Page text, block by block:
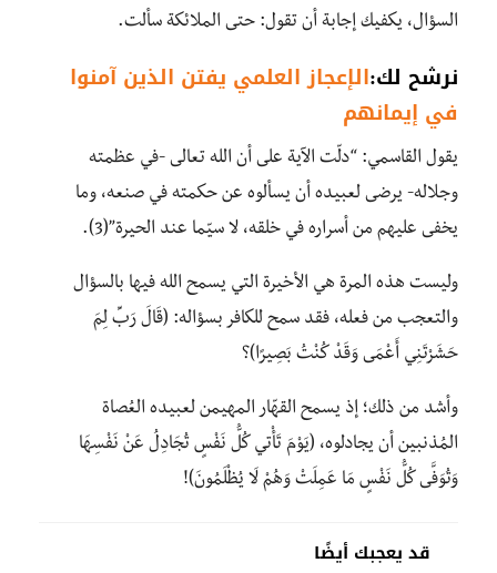
السؤال، يكفيك إجابة أن تقول: حتى الملائكة سألت.
نرشح لك:الإعجاز العلمي يفتن الذين آمنوا
في إيمانهم
يقول القاسمي: “دلّت الآية على أن الله تعالى -في عظمته
وجلاله- يرضى لعبيده أن يسألوه عن حكمته في صنعه، وما
يخفى عليهم من أسراره في خلقه، لا سيّما عند الحيرة”(3).
وليست هذه المرة هي الأخيرة التي يسمح الله فيها بالسؤال
والتعجب من فعله، فقد سمح للكافر بسؤاله: (قَالَ رَبِّ لِمَ
حَشَرْتَنِي أَعْمَى وَقَدْ كُنْتُ بَصِيرًا)؟
وأشد من ذلك؛ إذ يسمح القهّار المهيمن لعبيده العُصاة
المُذنبين أن يجادلوه، (يَوْمَ تَأْتِي كُلُّ نَفْسٍ تُجَادِلُ عَنْ نَفْسِهَا
وَتُوَفَّى كُلُّ نَفْسٍ مَا عَمِلَتْ وَهُمْ لَا يُظْلَمُونَ)!
قد يعجبك أيضًا